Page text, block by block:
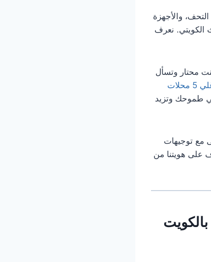
والأجهزة
الكويتي. نعرف
محتار وتسأل
اغلي 5 محلات
طموحك وتزيد
مع توجيهات
على هويتنا من